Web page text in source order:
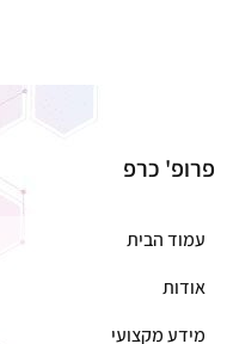
פרופ' כרפ
עמוד הבית
אודות
מידע מקצועי